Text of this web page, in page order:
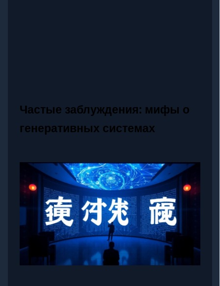
Частые заблуждения: мифы о
генеративных системах